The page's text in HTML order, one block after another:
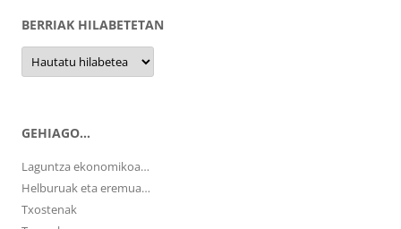
BERRIAK HILABETETAN
Berriak
hilabetetan
GEHIAGO…
Laguntza ekonomikoa…
Helburuak eta eremua…
Txostenak